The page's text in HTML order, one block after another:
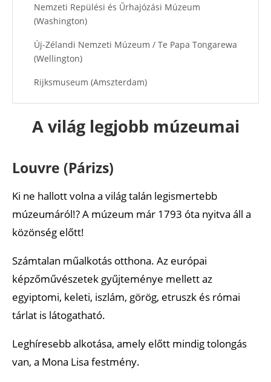
Nemzeti Repülési és Űrhajózási Múzeum
(Washington)
Új-Zélandi Nemzeti Múzeum / Te Papa Tongarewa
(Wellington)
Rijksmuseum (Amszterdam)
Prado (Madrid)
Vatikáni Múzeum (Vatikán/Róma)
A világ legjobb múzeumai
Louvre (Párizs)
Ki ne hallott volna a világ talán legismertebb
múzeumáról!? A múzeum már 1793 óta nyitva áll a
közönség előtt!
Számtalan műalkotás otthona. Az európai
képzőművészetek gyűjteménye mellett az
egyiptomi, keleti, iszlám, görög, etruszk és római
tárlat is látogatható.
Leghíresebb alkotása, amely előtt mindig tolongás
van, a Mona Lisa festmény.